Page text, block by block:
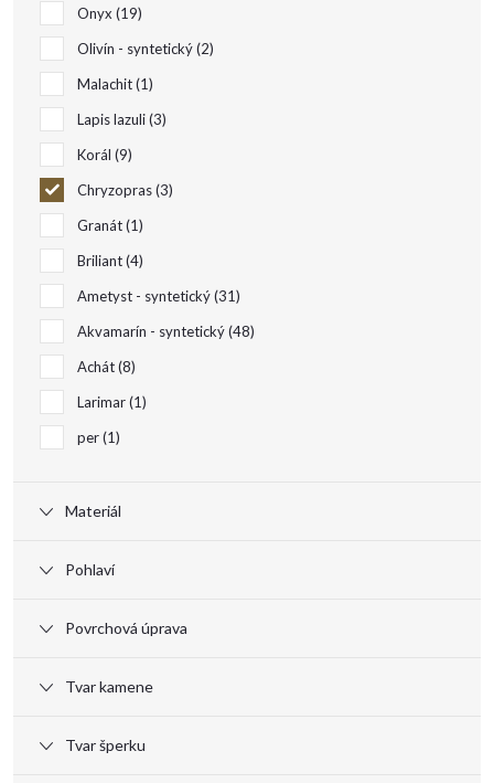
Onyx 19
Olivín - syntetický 2
Malachit 1
Lapis lazuli 3
Korál 9
Chryzopras 3
Granát 1
Briliant 4
Ametyst - syntetický 31
Akvamarín - syntetický 48
Achát 8
Larimar 1
per 1
Materiál
Pohlaví
Povrchová úprava
Tvar kamene
Tvar šperku